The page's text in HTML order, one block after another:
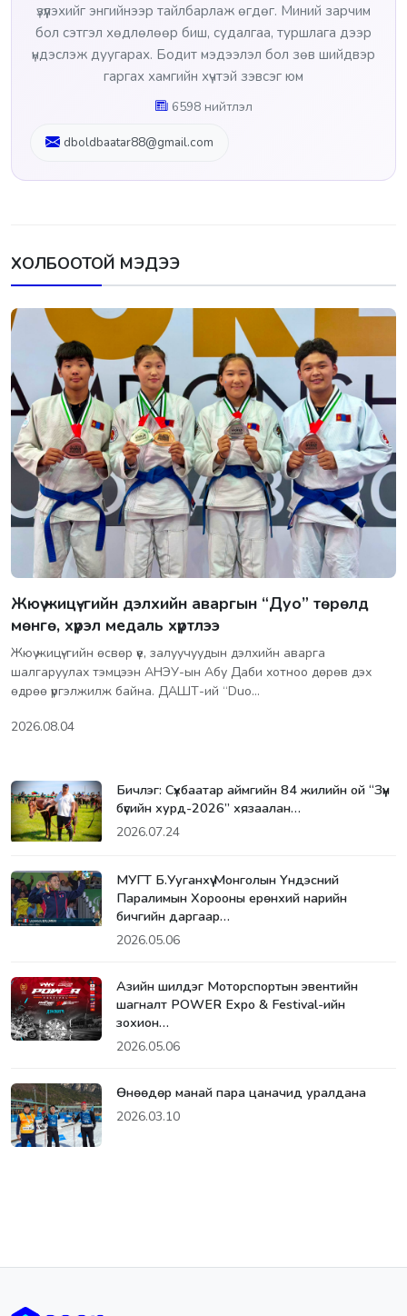
үзүүлэхийг энгийнээр тайлбарлаж өгдөг. Миний зарчим
бол сэтгэл хөдлөлөөр биш, судалгаа, туршлага дээр
үндэслэж дуугарах. Бодит мэдээлэл бол зөв шийдвэр
гаргах хамгийн хүчтэй зэвсэг юм
6598 нийтлэл
dboldbaatar88@gmail.com
ХОЛБООТОЙ МЭДЭЭ
Жюү жицү-гийн дэлхийн аваргын “Дуо” төрөлд
мөнгө, хүрэл медаль хүртлээ
Жюү жицү-гийн өсвөр үе, залуучуудын дэлхийн аварга
шалгаруулах тэмцээн АНЭУ-ын Абу Даби хотноо дөрөв дэх
өдрөө үргэлжилж байна. ДАШТ-ий “Duo…
2026.08.04
Бичлэг: Сүхбаатар аймгийн 84 жилийн ой “Зүүн
бүсийн хурд-2026” хязаалан…
2026.07.24
МУГТ Б.Ууганхүү Монголын Үндэсний
Паралимын Хорооны ерөнхий нарийн
бичгийн даргаар…
2026.05.06
Азийн шилдэг Моторспортын эвентийн
шагналт POWER Expo & Festival-ийн
зохион…
2026.05.06
Өнөөдөр манай пара цаначид уралдана
2026.03.10